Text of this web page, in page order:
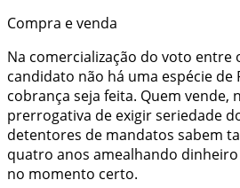
Compra e venda
Na comercialização do voto entre
candidato não há uma espécie de
cobrança seja feita. Quem vende,
prerrogativa de exigir seriedade
detentores de mandatos sabem
quatro anos amealhando
no momento certo.